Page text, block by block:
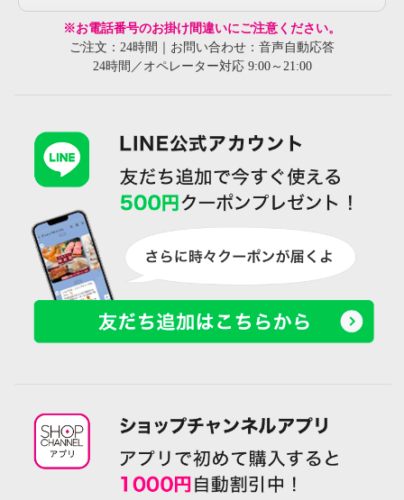
※お電話番号のお掛け間違いにご注意ください。
ご注文：24時間｜お問い合わせ：音声自動応答
24時間／オペレーター対応 9:00～21:00